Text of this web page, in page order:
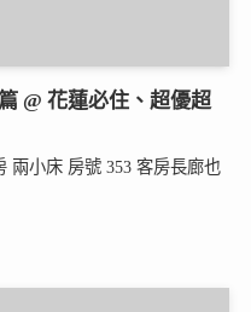
@ 花蓮必住、超優超
兩小床 房號 353 客房長廊也